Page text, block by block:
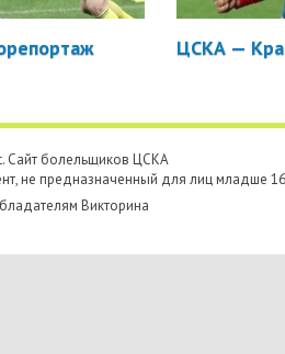
ЦСКА —
Cайт болельщиков ЦСКА
не предназначенный для лиц младше
Викторина